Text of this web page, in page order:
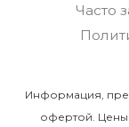
Часто
Информация,
офертой. Цены